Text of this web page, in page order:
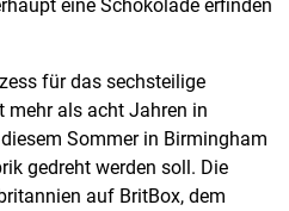
eine Schokolade erfinden
für das sechsteilige
mehr als acht Jahren in
Sommer in Birmingham
gedreht werden soll. Die
auf BritBox, dem